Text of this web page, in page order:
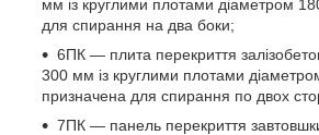
мм із круглими плотами діаметром
для спирання на два боки;
6ПК — плита перекриття
300 мм із круглими плотами
призначена для спирання по двох
7ПК — панель перекриття